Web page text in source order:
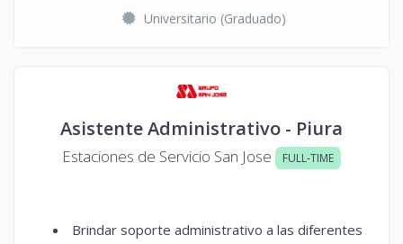
Universitario (Graduado)
Asistente Administrativo - Piura
Estaciones de Servicio San Jose FULL-TIME
Brindar soporte administrativo a las diferentes